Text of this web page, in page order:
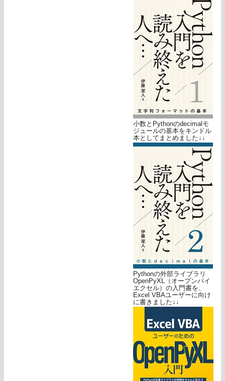
小数とPythonのdecimalモ
ジュールの基本をキンドル
本としてまとめました↓↓
Pythonの外部ライブラリ
OpenPyXL（オープンパイ
エクセル）の入門書を、
Excel VBAユーザーに向け
に書きました↓↓